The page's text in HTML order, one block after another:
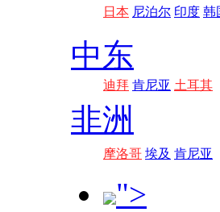
日本 尼泊尔 印度 韩
中东
迪拜 肯尼亚 土耳其
非洲
摩洛哥 埃及 肯尼亚
">